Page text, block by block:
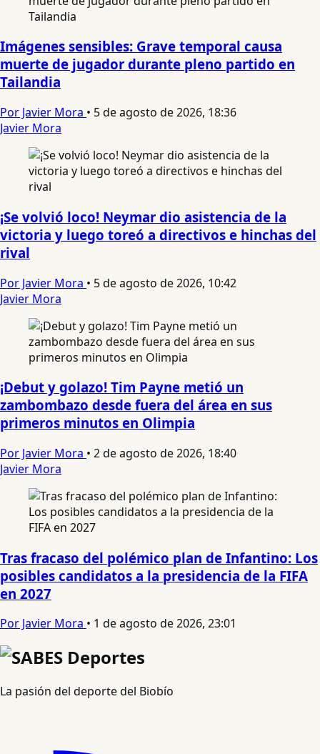
Imágenes sensibles: Grave temporal causa
muerte de jugador durante pleno partido en
Tailandia
Por Javier Mora • 5 de agosto de 2026, 18:36
Javier Mora
¡Se volvió loco! Neymar dio asistencia de la
victoria y luego toreó a directivos e hinchas del
rival
Por Javier Mora • 5 de agosto de 2026, 10:42
Javier Mora
¡Debut y golazo! Tim Payne metió un
zambombazo desde fuera del área en sus
primeros minutos en Olimpia
Por Javier Mora • 2 de agosto de 2026, 18:40
Javier Mora
Tras fracaso del polémico plan de Infantino: Los
posibles candidatos a la presidencia de la FIFA
en 2027
Por Javier Mora • 1 de agosto de 2026, 23:01
La pasión del deporte del Biobío